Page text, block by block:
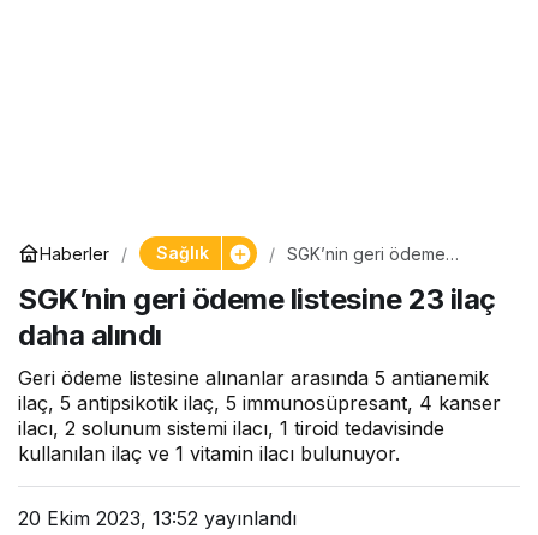
Haberler Sağlık
SGK’nin geri ödeme
SGK’nin geri ödeme listesine 23 ilaç
daha alındı
Geri ödeme listesine alınanlar arasında 5 antianemik
ilaç, 5 antipsikotik ilaç, 5 immunosüpresant, 4 kanser
ilacı, 2 solunum sistemi ilacı, 1 tiroid tedavisinde
kullanılan ilaç ve 1 vitamin ilacı bulunuyor.
20 Ekim 2023, 13:52 yayınlandı